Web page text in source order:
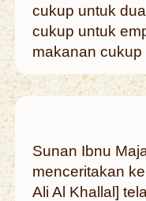
cukup untuk
cukup untuk
makanan
Sunan Ibnu
menceritakan
Ali Al Khallal]